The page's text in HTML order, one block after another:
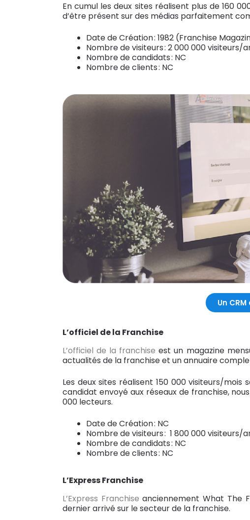
En cumul les deux sites réalisent plus de 160
d’être présent sur des médias parfaitement
Date de Création : 1982 (Franchise
Nombre de visiteurs : 2 000 000 visiteurs/
Nombre de candidats : NC
Nombre de clients : NC
Un
L’officiel de la Franchise
L’officiel de la franchise est un magazine
actualités de la franchise et un annuaire
Les deux sites réalisent 150 000 visiteurs/
candidat envoyé aux réseaux de franchise,
000 lecteurs.
Date de Création : NC
Nombre de visiteurs : 1 800 000 visiteurs/
Nombre de candidats : NC
Nombre de clients : NC
L’Express Franchise
L’Express Franchise anciennement What The
dernier arrivé sur le secteur de la franchise.